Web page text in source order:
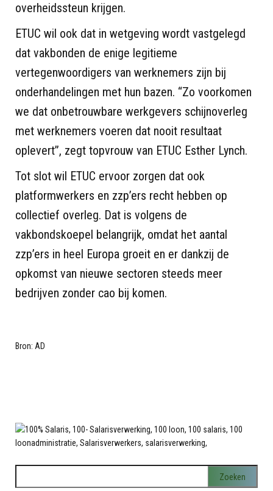
overheidssteun krijgen.
ETUC wil ook dat in wetgeving wordt vastgelegd
dat vakbonden de enige legitieme
vertegenwoordigers van werknemers zijn bij
onderhandelingen met hun bazen. “Zo voorkomen
we dat onbetrouwbare werkgevers schijnoverleg
met werknemers voeren dat nooit resultaat
oplevert”, zegt topvrouw van ETUC Esther Lynch.
Tot slot wil ETUC ervoor zorgen dat ook
platformwerkers en zzp’ers recht hebben op
collectief overleg. Dat is volgens de
vakbondskoepel belangrijk, omdat het aantal
zzp’ers in heel Europa groeit en er dankzij de
opkomst van nieuwe sectoren steeds meer
bedrijven zonder cao bij komen.
Bron: AD